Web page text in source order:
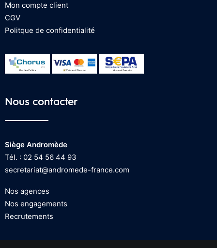
Mon compte client
CGV
Politque de confidentialité
Nous contacter
Siège Andromède
Tél. : 02 54 56 44 93
secretariat@andromede-france.com
Nos agences
Nos engagements
Recrutements